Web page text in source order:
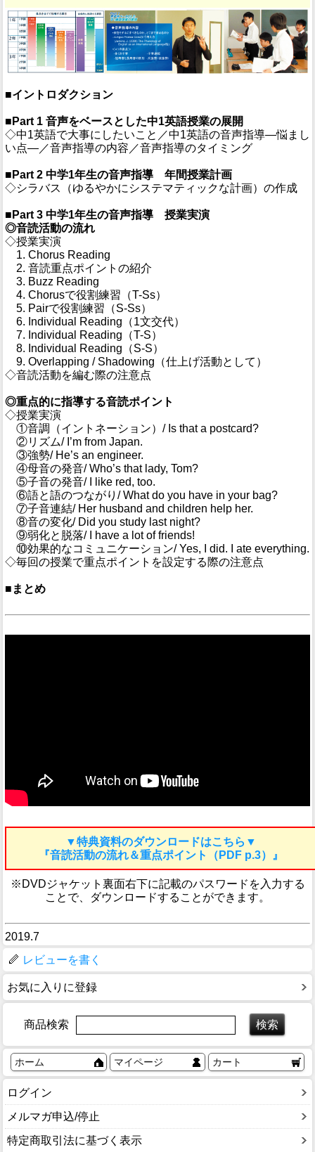
■イントロダクション
■Part 1 音声をベースとした中1英語授業の展開
◇中1英語で大事にしたいこと／中1英語の音声指導―悩まし
い点―／音声指導の内容／音声指導のタイミング
■Part 2 中学1年生の音声指導 年間授業計画
◇シラバス（ゆるやかにシステマティックな計画）の作成
■Part 3 中学1年生の音声指導 授業実演
◎音読活動の流れ
◇授業実演
1. Chorus Reading
2. 音読重点ポイントの紹介
3. Buzz Reading
4. Chorusで役割練習（T-Ss）
5. Pairで役割練習（S-Ss）
6. Individual Reading（1文交代）
7. Individual Reading（T-S）
8. Individual Reading（S-S）
9. Overlapping / Shadowing（仕上げ活動として）
◇音読活動を編む際の注意点
◎重点的に指導する音読ポイント
◇授業実演
①音調（イントネーション）/ Is that a postcard?
②リズム/ I’m from Japan.
③強勢/ He’s an engineer.
④母音の発音/ Who’s that lady, Tom?
⑤子音の発音/ I like red, too.
⑥語と語のつながり/ What do you have in your bag?
⑦子音連結/ Her husband and children help her.
⑧音の変化/ Did you study last night?
⑨弱化と脱落/ I have a lot of friends!
⑩効果的なコミュニケーション/ Yes, I did. I ate everything.
◇毎回の授業で重点ポイントを設定する際の注意点
■まとめ
▼特典資料のダウンロードはこちら▼
『音読活動の流れ＆重点ポイント（PDF p.3）』
※DVDジャケット裏面右下に記載のパスワードを入力する
ことで、ダウンロードすることができます。
2019.7
レビューを書く
お気に入りに登録
商品検索
ホーム マイページ カート
ログイン
メルマガ申込/停止
特定商取引法に基づく表示